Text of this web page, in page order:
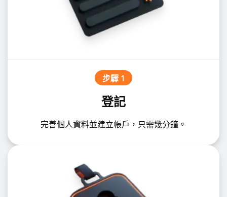
步驟 1
登記
完善個人資料並建立帳戶，只需幾分鐘。